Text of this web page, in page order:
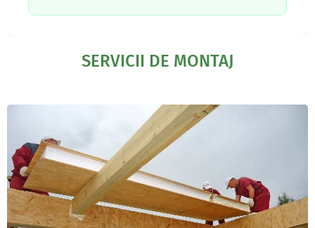
SERVICII DE MONTAJ